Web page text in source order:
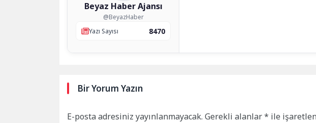
Beyaz Haber Ajansı
@BeyazHaber
Yazı Sayısı
8470
Bir Yorum Yazın
E-posta adresiniz yayınlanmayacak. Gerekli alanlar* ile